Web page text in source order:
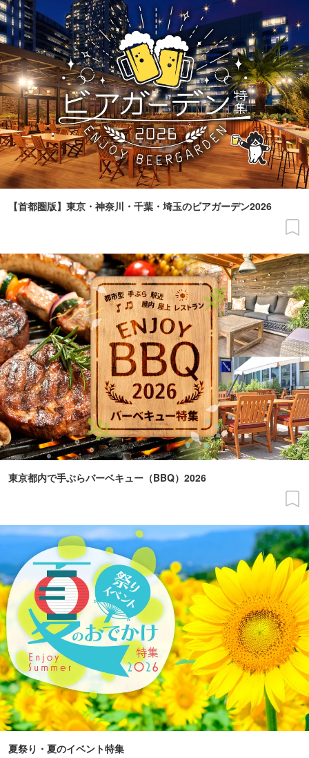
【首都圏版】東京・神奈川・千葉・埼玉のビアガーデン2026
東京都内で手ぶらバーベキュー（BBQ）2026
夏祭り・夏のイベント特集